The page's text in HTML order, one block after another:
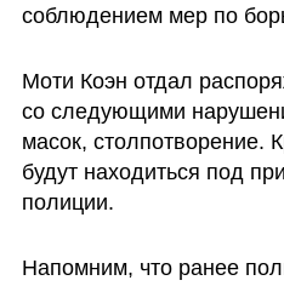
соблюдением мер по
Моти Коэн отдал
со следующими
масок, столпотворение.
будут находиться под
полиции.
Напомним, что ранее